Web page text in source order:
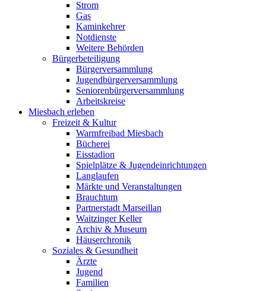
Strom
Gas
Kaminkehrer
Notdienste
Weitere Behörden
Bürgerbeteiligung
Bürgerversammlung
Jugendbürgerversammlung
Seniorenbürgerversammlung
Arbeitskreise
Miesbach erleben
Freizeit & Kultur
Warmfreibad Miesbach
Bücherei
Eisstadion
Spielplätze & Jugendeinrichtungen
Langlaufen
Märkte und Veranstaltungen
Brauchtum
Partnerstadt Marseillan
Waitzinger Keller
Archiv & Museum
Häuserchronik
Soziales & Gesundheit
Ärzte
Jugend
Familien